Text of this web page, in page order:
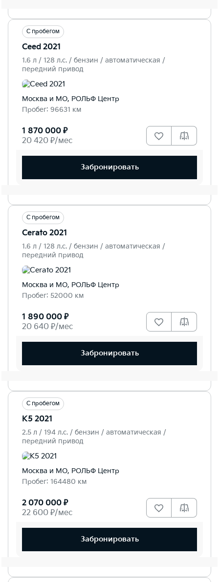
С пробегом
Ceed 2021
1.6 л / 128 л.c. / бензин / автоматическая /
передний привод
Москва и МО, РОЛЬФ Центр
Пробег: 96631 км
1 870 000 ₽
20 420 ₽/мес
Забронировать
С пробегом
Cerato 2021
1.6 л / 128 л.c. / бензин / автоматическая /
передний привод
Москва и МО, РОЛЬФ Центр
Пробег: 52000 км
1 890 000 ₽
20 640 ₽/мес
Забронировать
С пробегом
K5 2021
2.5 л / 194 л.c. / бензин / автоматическая /
передний привод
Москва и МО, РОЛЬФ Центр
Пробег: 164480 км
2 070 000 ₽
22 600 ₽/мес
Забронировать